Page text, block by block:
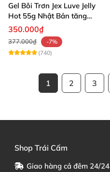
Gel Bôi Trơn Jex Luve Jelly
Hot 55g Nhật Bản tăng
khoái cảm nữ dễ sử dụng
350.000₫
377.000₫
-7%
(740)
1 2 3
Shop Trái Cấm
Giao hàng cả đêm 24/24